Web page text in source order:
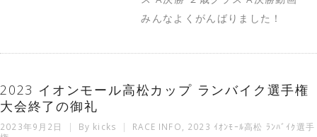
みんなよくがんばりました！
2023 イオンモール高松カップ ランバイク選手権
大会終了の御礼
2023年9月2日 By kicks RACE INFO
2023 ｲｵﾝﾓｰﾙ高松 ﾗﾝﾊﾞｲｸ選手